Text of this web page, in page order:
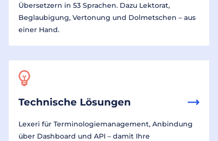
Übersetzern in 53 Sprachen. Dazu Lektorat,
Beglaubigung, Vertonung und Dolmetschen – aus
einer Hand.
Technische Lösungen
Lexeri für Terminologiemanagement, Anbindung
über Dashboard und API – damit Ihre